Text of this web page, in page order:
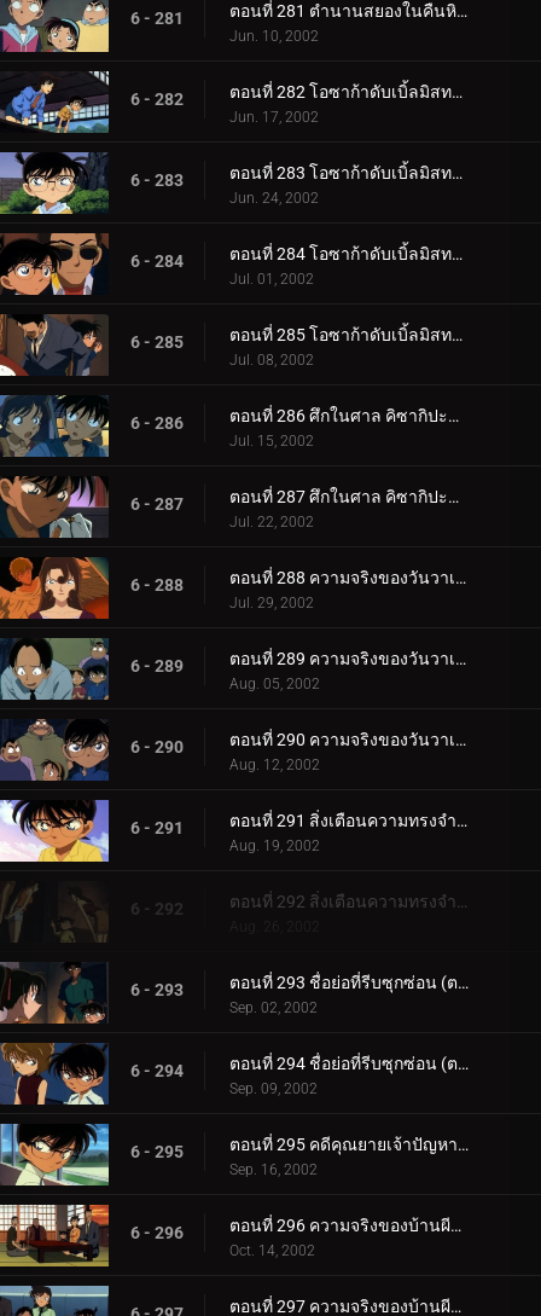
6 - 281 ตอนที่ 281 ตำนานสยองในคืนหิมะตก (ตอนจบ)
Jun. 10, 2002
6 - 282 ตอนที่ 282 โอซาก้าดับเบิ้ลมิสทรี่ นักดาบแห่งนานิวะกับปราสาทเจ้าพิภพ (ตอนพิเศษ ตอนแรก) ยอดนักสืบ_.
Jun. 17, 2002
6 - 283 ตอนที่ 283 โอซาก้าดับเบิ้ลมิสทรี่ นักดาบแห่งนานิวะกับปราสาทเจ้าพิภพ (ตอนพิเศษ ตอนที่ 2) ยอดนักสื__.
Jun. 24, 2002
6 - 284 ตอนที่ 284 โอซาก้าดับเบิ้ลมิสทรี่ นักดาบแห่งนานิวะกับปราสาทเจ้าพิภพ (ตอนพิเศษ ตอนที่ 3) ยอดนักสื__.
Jul. 01, 2002
6 - 285 ตอนที่ 285 โอซาก้าดับเบิ้ลมิสทรี่ นักดาบแห่งนานิวะกับปราสาทเจ้าพิภพ (ตอนพิเศษ ตอนจบ) ยอดนักสืบจ_.
Jul. 08, 2002
6 - 286 ตอนที่ 286 ศึกในศาล คิซากิปะทะโคโกโร่ (ตอนแรก)
Jul. 15, 2002
6 - 287 ตอนที่ 287 ศึกในศาล คิซากิปะทะโคโกโร่ (ตอนจบ)
Jul. 22, 2002
6 - 288 ตอนที่ 288 ความจริงของวันวาเลนไทน์ (ภาคคดี)
Jul. 29, 2002
6 - 289 ตอนที่ 289 ความจริงของวันวาเลนไทน์ (ภาคสืบสวน)
Aug. 05, 2002
6 - 290 ตอนที่ 290 ความจริงของวันวาเลนไทน์ (ภาคไขคดี)
Aug. 12, 2002
6 - 291 ตอนที่ 291 สิ่งเตือนความทรงจำจากคดีฆาตกรรม (ตอนแรก)
Aug. 19, 2002
6 - 292 ตอนที่ 292 สิ่งเตือนความทรงจำจากคดีฆาตกรรม (ตอนจบ)
Aug. 26, 2002
6 - 293 ตอนที่ 293 ชื่อย่อที่รีบซุกซ่อน (ตอนแรก)
Sep. 02, 2002
6 - 294 ตอนที่ 294 ชื่อย่อที่รีบซุกซ่อน (ตอนจบ)
Sep. 09, 2002
6 - 295 ตอนที่ 295 คดีคุณยายเจ้าปัญหาหายตัว
Sep. 16, 2002
6 - 296 ตอนที่ 296 ความจริงของบ้านผีสิง (ตอนแรก)
Oct. 14, 2002
ตอนที่ 297 ความจริงของบ้านผีสิง (ตอนจบ)